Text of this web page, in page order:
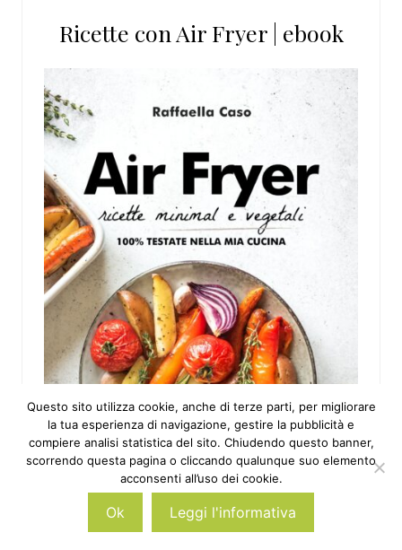
Ricette con Air Fryer | ebook
Questo sito utilizza cookie, anche di terze parti, per migliorare
la tua esperienza di navigazione, gestire la pubblicità e
compiere analisi statistica del sito. Chiudendo questo banner,
scorrendo questa pagina o cliccando qualunque suo elemento
acconsenti all’uso dei cookie.
Ok Leggi l'informativa